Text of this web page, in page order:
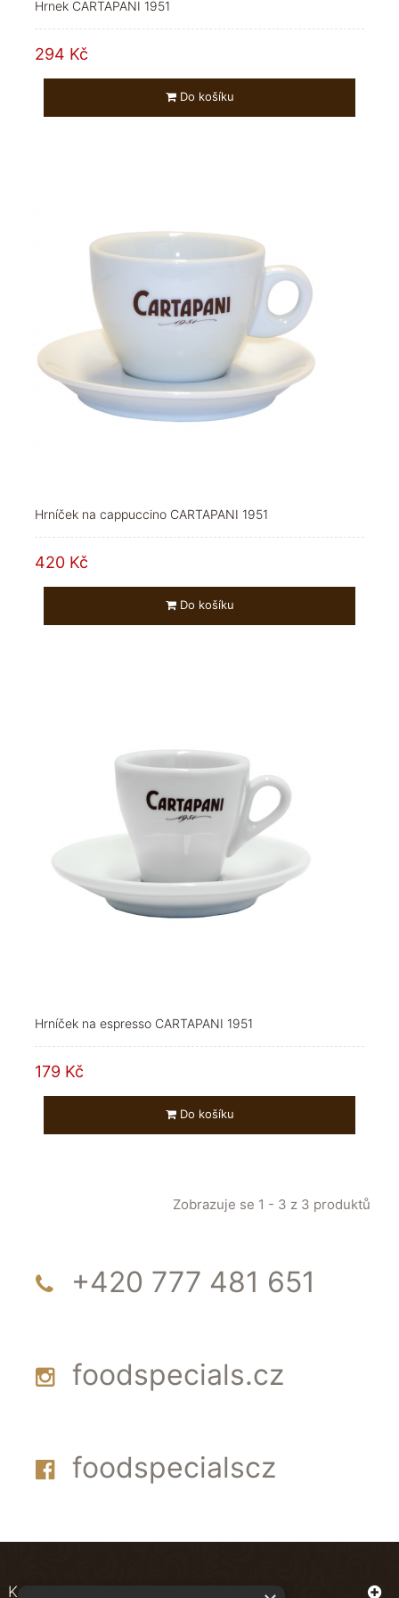
Hrnek CARTAPANI 1951
294 Kč
Do košíku
Hrníček na cappuccino CARTAPANI 1951
420 Kč
Do košíku
Hrníček na espresso CARTAPANI 1951
179 Kč
Do košíku
Zobrazuje se 1 - 3 z 3 produktů
+420 777 481 651
foodspecials.cz
foodspecialscz
Kontakt